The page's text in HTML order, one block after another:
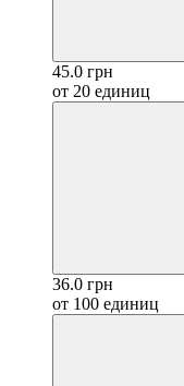
45.0 грн
от 20 единиц
36.0 грн
от 100 единиц